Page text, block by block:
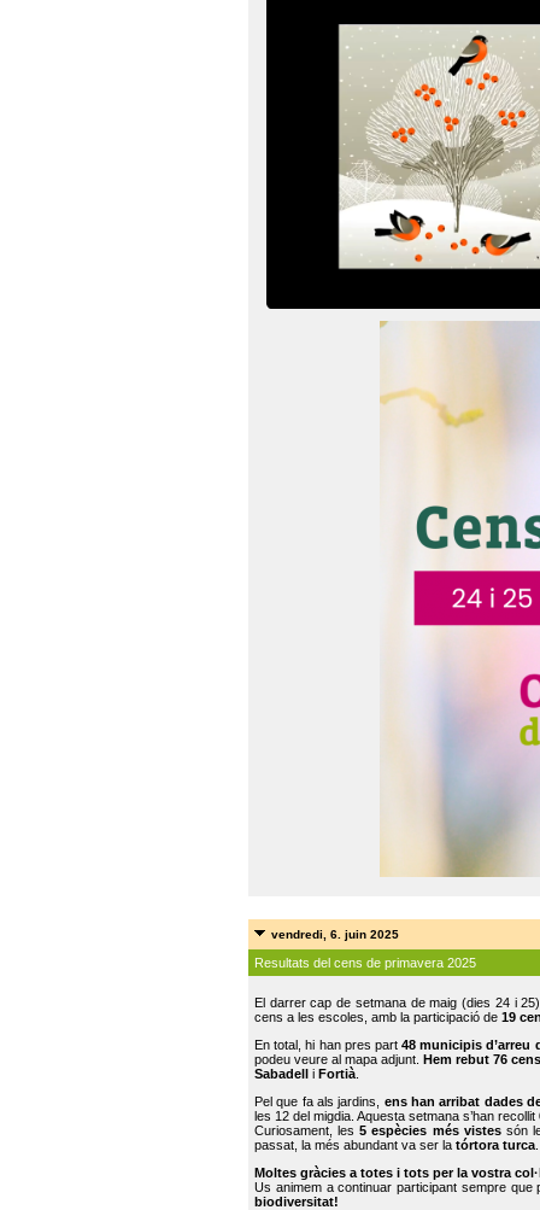
vendredi, 6. juin 2025
Resultats del cens de primavera 2025
El darrer cap de setmana de maig (dies 24 i
cens a les escoles, amb la participació de 19
En total, hi han pres part48 municipis d’arreu
podeu veure al mapa adjunt. Hem rebut 76
Sabadell i Fortià
Pel que fa als jardins, ens han arribat dades
les 12 del migdia. Aquesta setmana s’han recollit
Curiosament, les5 espècies més vistessón
passat, la més abundant va ser la tórtora turca
Moltes gràcies a totes i tots per la vostra
Us animem a continuar participant sempre que
biodiversitat!